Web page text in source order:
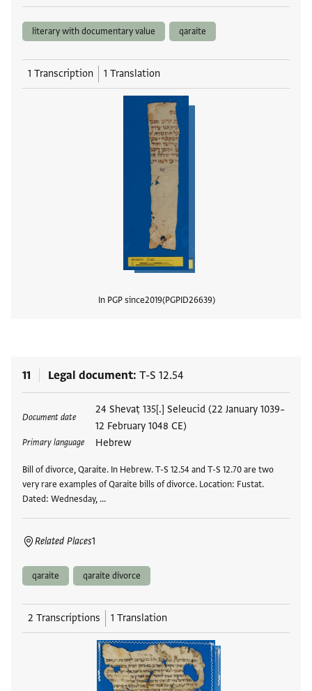
literary with documentary value qaraite
1 Transcription 1 Translation
In PGP since2019 PGPID26639
11 Legal document T-S 12.54
Document date
24 Shevaṭ 135[.] Seleucid (22 January 1039–
12 February 1048 CE)
Primary language Hebrew
Bill of divorce, Qaraite. In Hebrew. T-S 12.54 and T-S 12.70 are two
very rare examples of Qaraite bills of divorce. Location: Fustat.
Dated: Wednesday, …
Related Places1
qaraite qaraite divorce
2 Transcriptions 1 Translation